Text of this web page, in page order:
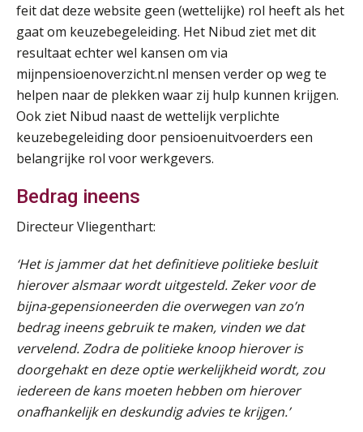
feit dat deze website geen (wettelijke) rol heeft als het
gaat om keuzebegeleiding. Het Nibud ziet met dit
resultaat echter wel kansen om via
mijnpensioenoverzicht.nl mensen verder op weg te
helpen naar de plekken waar zij hulp kunnen krijgen.
Ook ziet Nibud naast de wettelijk verplichte
keuzebegeleiding door pensioenuitvoerders een
belangrijke rol voor werkgevers.
Bedrag ineens
Directeur Vliegenthart:
‘Het is jammer dat het definitieve politieke besluit
hierover alsmaar wordt uitgesteld. Zeker voor de
bijna-gepensioneerden die overwegen van zo’n
bedrag ineens gebruik te maken, vinden we dat
vervelend. Zodra de politieke knoop hierover is
doorgehakt en deze optie werkelijkheid wordt, zou
iedereen de kans moeten hebben om hierover
onafhankelijk en deskundig advies te krijgen.’
Je helpt klanten met hun
administratie — maar hoe zit het met
die van jouzelf?
Hoe behoud je financiële talenten in
een krappe arbeidsmarkt?
Onterechte transitievergoeding
terugbetaald krijgen
Grip op uren per dienst: 7
17
SEP
Praktijkdiploma loonadministratie (PDL)
SD Worx
17
SEP
Cursus Samen sterk: efficiënte samenwerking tussen HR en salarisadministratie
MOCuitgevers
21
SEP
Pensioen voor de salarisprofessional: ontdek welke verdieping bij jou past
MOCuitgevers
24
SEP
MOCuitgevers
24
SEP
Online Excel training voor de salarisadministrateur (basis)
MOCuitgevers
29
SEP
Cursus Inkomstenbelasting voor de salarisadministrateur
MOCuitgevers
SEP
Online Excel training voor de salarisadministrateur (specialisatie en AI)
MOCuitgevers